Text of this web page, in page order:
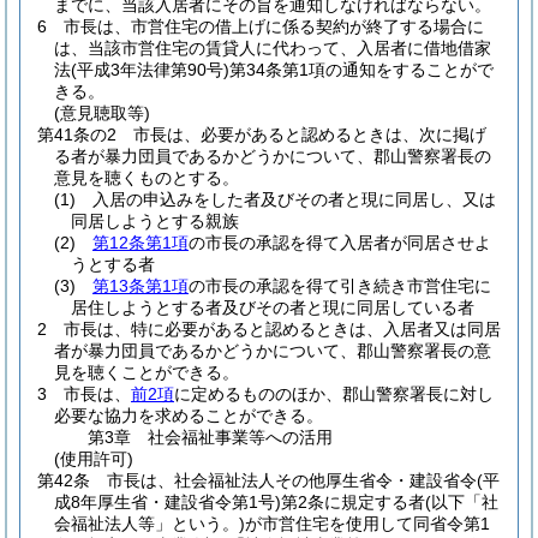
までに、当該入居者にその旨を通知しなければならない。
6
市長は、市営住宅の借上げに係る契約が終了する場合に
は、当該市営住宅の賃貸人に代わって、入居者に借地借家
法(平成3年法律第90号)第34条第1項の通知をすることがで
きる。
(意見聴取等)
第41条の2
市長は、必要があると認めるときは、次に掲げ
る者が暴力団員であるかどうかについて、郡山警察署長の
意見を聴くものとする。
(1)
入居の申込みをした者及びその者と現に同居し、又は
同居しようとする親族
(2)
第12条第1項の市長の承認を得て入居者が同居させよ
うとする者
(3)
第13条第1項の市長の承認を得て引き続き市営住宅に
居住しようとする者及びその者と現に同居している者
2
市長は、特に必要があると認めるときは、入居者又は同居
者が暴力団員であるかどうかについて、郡山警察署長の意
見を聴くことができる。
3
市長は、 前2項に定めるもののほか、郡山警察署長に対し
必要な協力を求めることができる。
第3章
社会福祉事業等への活用
(使用許可)
第42条
市長は、社会福祉法人その他厚生省令・建設省令(平
成8年厚生省・建設省令第1号)第2条に規定する者(以下「社
会福祉法人等」という。)が市営住宅を使用して同省令第1